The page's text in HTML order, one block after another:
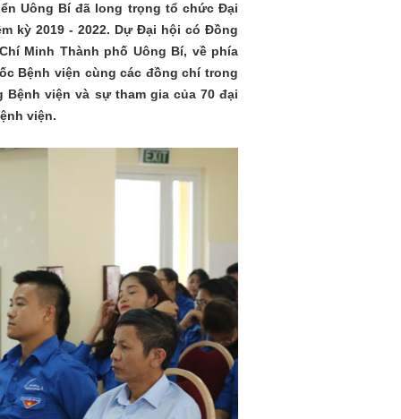
Uông Bí đã long trọng tổ chức Đại
kỳ 2019 - 2022. Dự Đại hội có Đồng
Minh Thành phố Uông Bí, về phía
Bệnh viện cùng các đồng chí trong
viện và sự tham gia của 70 đại
viện.